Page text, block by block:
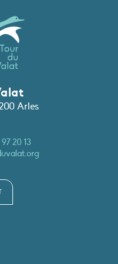
Arles
20 13